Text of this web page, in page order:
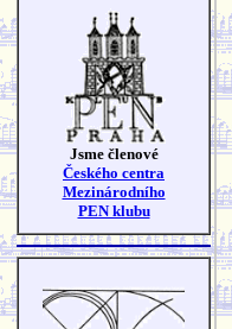
Jsme členové
Českého centra
Mezinárodního
PEN klubu